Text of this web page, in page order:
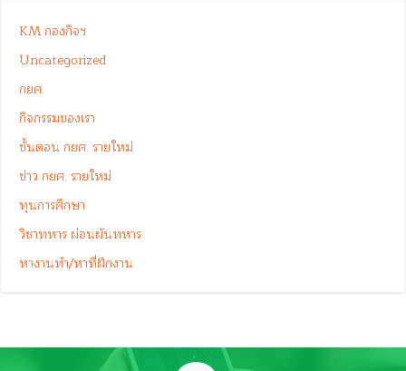
KM กองกิจฯ
Uncategorized
กยศ.
กิจกรรมของเรา
ขั้นตอน กยศ. รายใหม่
ข่าว กยศ. รายใหม่
ทุนการศึกษา
วิชาทหาร ผ่อนผันทหาร
หางานทำ/หาที่ฝึกงาน